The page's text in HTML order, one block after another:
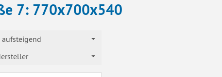
7: 770x700x540
aufsteigend